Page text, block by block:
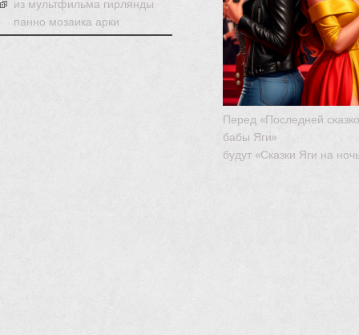
из мультфильма гирлянды
панно мозаика арки
Перед «Последней
бабы Яги»
будут «Сказки Яги на